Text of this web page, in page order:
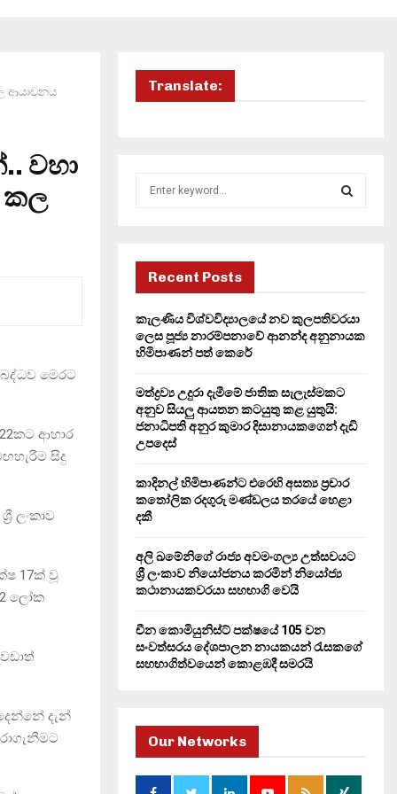
ආයාචනය
වහා
කල
මෙරට
ආහාර
සිදු
ලංකාව
17ක් වූ
ලෝක
දැන්
Translate:
f
r
:
R
Recent Posts
කැලණිය විශ්වවිද්‍යාලයේ නව කුලපතිවරයා
ලෙස පූජ්‍ය නාරම්පනාවේ ආනන්ද අනුනායක
හිමිපාණන් පත් කෙරේ
මත්ද්‍රව්‍ය උදුරා දැමීමේ ජාතික සැලැස්මකට
අනුව සියලු ආයතන කටයුතු කළ යුතුයි:
ජනාධිපති අනුර කුමාර දිසානායකගෙන් දැඩි
උපදෙස්
කාදිනල් හිමිපාණන්ට එරෙහි අසත්‍ය ප්‍රචාර
කතෝලික රදගුරු මණ්ඩලය තරයේ හෙළා
දකී
අලි ඛමේනිගේ රාජ්‍ය අවමංගල්‍ය උත්සවයට
ශ්‍රී ලංකාව නියෝජනය කරමින් නියෝජ්‍ය
කථානායකවරයා සහභාගි වෙයි
චීන කොමියුනිස්ට් පක්ෂයේ 105 වන
සංවත්සරය දේශපාලන නායකයන් රැසකගේ
සහභාගිත්වයෙන් කොළඹදී සමරයි
Our Networks